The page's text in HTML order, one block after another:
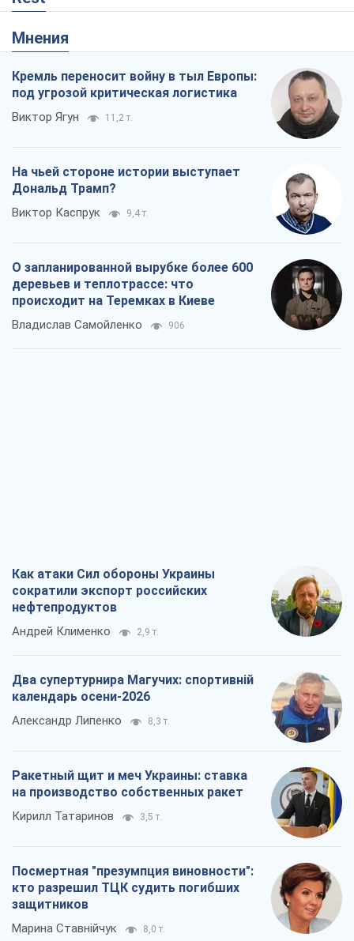
Мнения
Кремль переносит войну в тыл Европы:
под угрозой критическая логистика
Виктор Ягун 11,2 т.
На чьей стороне истории выступает
Дональд Трамп?
Виктор Каспрук 9,4 т.
О запланированной вырубке более 600
деревьев и теплотрассе: что
происходит на Теремках в Киеве
Владислав Самойленко 906
Как атаки Сил обороны Украины
сократили экспорт российских
нефтепродуктов
Андрей Клименко 2,9 т.
Два супертурнира Магучих: спортивній
календарь осени-2026
Александр Липенко 8,3 т.
Ракетный щит и меч Украины: ставка
на производство собственных ракет
Кирилл Татаринов 3,5 т.
Посмертная "презумпция виновности":
кто разрешил ТЦК судить погибших
защитников
Марина Ставнійчук 8,0 т.